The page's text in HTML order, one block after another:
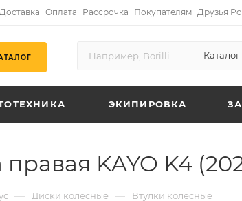
Доставка Оплата Рассрочка Покупателям Друзья
Каталог
ЭКИПИРОВКА
KAYO K4
— Диски колесные — Втулки колесные